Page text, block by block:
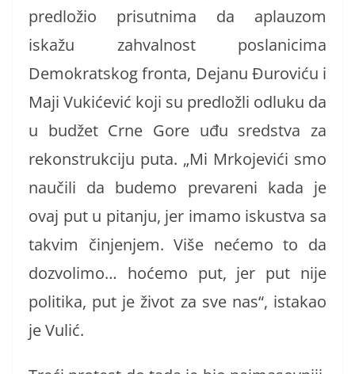
predložio prisutnima da aplauzom
iskažu zahvalnost poslanicima
Demokratskog fronta, Dejanu Đuroviću i
Maji Vukićević koji su predložli odluku da
u budžet Crne Gore uđu sredstva za
rekonstrukciju puta. „Mi Mrkojevići smo
naučili da budemo prevareni kada je
ovaj put u pitanju, jer imamo iskustva sa
takvim činjenjem. Više nećemo to da
dozvolimo… hoćemo put, jer put nije
politika, put je život za sve nas“, istakao
je Vulić.